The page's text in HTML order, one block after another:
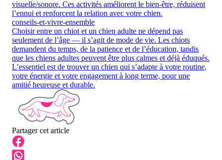
visuelle/sonore. Ces activités améliorent le bien-être, réduisent
l’ennui et renforcent la relation avec votre chien.
conseils-et-vivre-ensemble
Choisir entre un chiot et un chien adulte ne dépend pas
seulement de l’âge — il s’agit de mode de vie. Les chiots
demandent du temps, de la patience et de l’éducation, tandis
que les chiens adultes peuvent être plus calmes et déjà éduqués.
L’essentiel est de trouver un chien qui s’adapte à votre routine,
votre énergie et votre engagement à long terme, pour une
amitié heureuse et durable.
Partager cet article